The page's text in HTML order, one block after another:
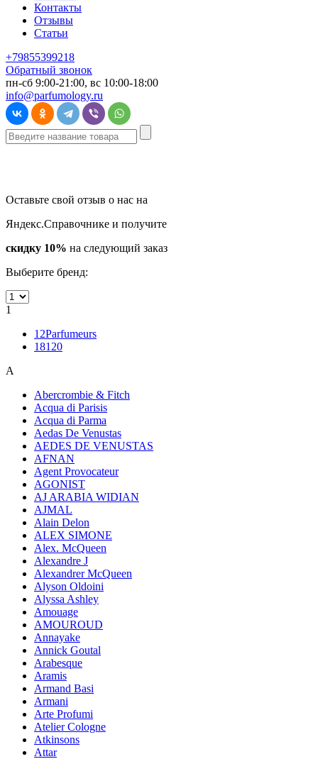
Контакты
Отзывы
Статьи
+79855399218
Обратный звонок
пн-сб 9:00-21:00, вс 10:00-18:00
info@parfumology.ru
Оставьте свой отзыв о нас на
Яндекс.Справочнике и получите
скидку 10% на следующий заказ
Выберите бренд:
1
12Parfumeurs
18120
A
Abercrombie & Fitch
Acqua di Parisis
Acqua di Parma
Aedas De Venustas
AEDES DE VENUSTAS
AFNAN
Agent Provocateur
AGONIST
AJ ARABIA WIDIAN
AJMAL
Alain Delon
ALEX SIMONE
Alex. McQueen
Alexandre J
Alexandrer McQueen
Alyson Oldoini
Alyssa Ashley
Amouage
AMOUROUD
Annayake
Annick Goutal
Arabesque
Aramis
Armand Basi
Armani
Arte Profumi
Atelier Cologne
Atkinsons
Attar